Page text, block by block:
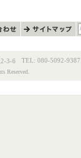
3-6 TEL: 080-5092-9387
Reserved.